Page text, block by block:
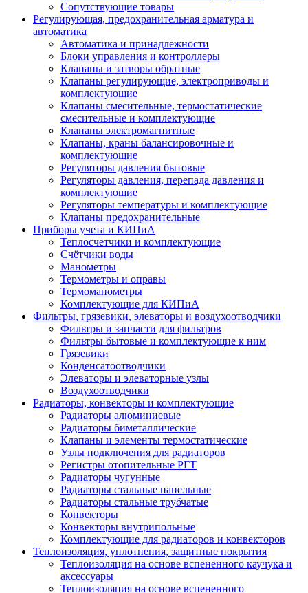
Сопутствующие товары
Регулирующая, предохранительная арматура и
автоматика
Автоматика и принадлежности
Блоки управления и контроллеры
Клапаны и затворы обратные
Клапаны регулирующие, электроприводы и
комплектующие
Клапаны смесительные, термостатические
смесительные и комплектующие
Клапаны электромагнитные
Клапаны, краны балансировочные и
комплектующие
Регуляторы давления бытовые
Регуляторы давления, перепада давления и
комплектующие
Регуляторы температуры и комплектующие
Клапаны предохранительные
Приборы учета и КИПиА
Теплосчетчики и комплектующие
Счётчики воды
Манометры
Термометры и оправы
Термоманометры
Комплектующие для КИПиА
Фильтры, грязевики, элеваторы и воздухоотводчики
Фильтры и запчасти для фильтров
Фильтры бытовые и комплектующие к ним
Грязевики
Конденсатоотводчики
Элеваторы и элеваторные узлы
Воздухоотводчики
Радиаторы, конвекторы и комплектующие
Радиаторы алюминиевые
Радиаторы биметаллические
Клапаны и элементы термостатические
Узлы подключения для радиаторов
Регистры отопительные РГТ
Радиаторы чугунные
Радиаторы стальные панельные
Радиаторы стальные трубчатые
Конвекторы
Конвекторы внутрипольные
Комплектующие для радиаторов и конвекторов
Теплоизоляция, уплотнения, защитные покрытия
Теплоизоляция на основе вспененного каучука и
аксессуары
Теплоизоляция на основе вспененного